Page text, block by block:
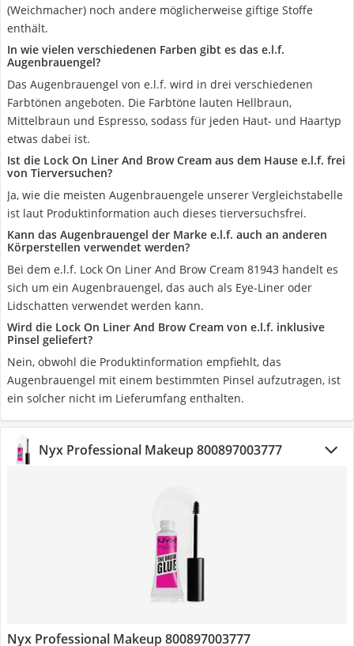
(Weichmacher) noch andere möglicherweise giftige Stoffe
enthält.
In wie vielen verschiedenen Farben gibt es das e.l.f.
Augenbrauengel?
Das Augenbrauengel von e.l.f. wird in drei verschiedenen
Farbtönen angeboten. Die Farbtöne lauten Hellbraun,
Mittelbraun und Espresso, sodass für jeden Haut- und Haartyp
etwas dabei ist.
Ist die Lock On Liner And Brow Cream aus dem Hause e.l.f. frei
von Tierversuchen?
Ja, wie die meisten Augenbrauengele unserer Vergleichstabelle
ist laut Produktinformation auch dieses tierversuchsfrei.
Kann das Augenbrauengel der Marke e.l.f. auch an anderen
Körperstellen verwendet werden?
Bei dem e.l.f. Lock On Liner And Brow Cream 81943 handelt es
sich um ein Augenbrauengel, das auch als Eye-Liner oder
Lidschatten verwendet werden kann.
Wird die Lock On Liner And Brow Cream von e.l.f. inklusive
Pinsel geliefert?
Nein, obwohl die Produktinformation empfiehlt, das
Augenbrauengel mit einem bestimmten Pinsel aufzutragen, ist
ein solcher nicht im Lieferumfang enthalten.
Nyx Professional Makeup ‎800897003777
Nyx Professional Makeup ‎800897003777